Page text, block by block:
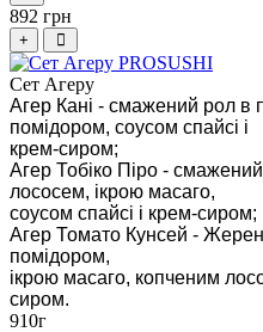
892 грн
+
Сет Агеру
Агер Кані - смажений рол в
помідором, соусом спайсі і
крем-сиром;
Агер Тобіко Піро -
лососем, ікрою масаго,
соусом спайсі і крем-сиром;
Агер Томато Кунсей -
помідором,
ікрою масаго, копченим
сиром.
910г